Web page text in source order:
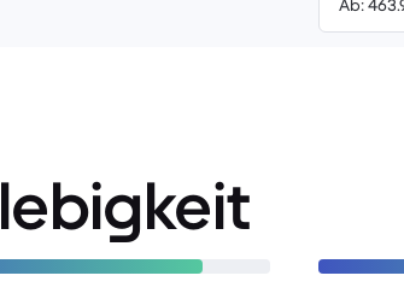
Ab: